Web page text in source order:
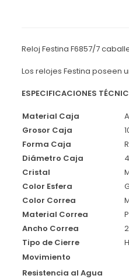
Reloj Festina F6857/7
Los relojes Festina
ESPECIFICACIONES
Material Caja
Grosor Caja
Forma Caja
Diámetro Caja
Cristal
Color Esfera
Color Correa
Material Correa
Ancho Correa
Tipo de Cierre
Movimiento
Resistencia al Agua